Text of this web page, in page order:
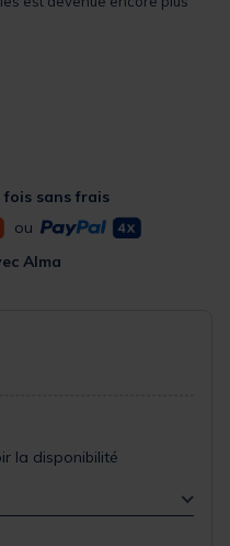
fois sans frais
ou
Alma
la disponibilité